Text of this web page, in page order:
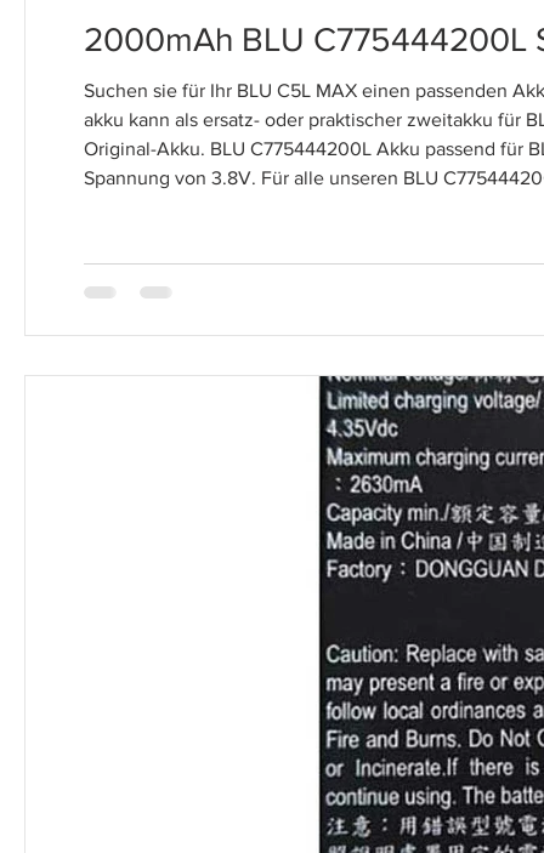
2000mAh BLU C775444200L
Suchen sie für Ihr BLU C5L MAX einen passenden
akku kann als ersatz- oder praktischer zweitakku für
Original-Akku. BLU C775444200L Akku passend für
Spannung von 3.8V. Für alle unseren BLU